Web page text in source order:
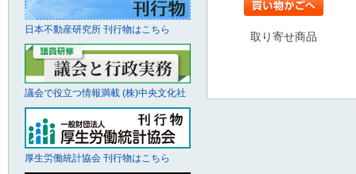
取り寄せ商品
日本不動産研究所 刊行物はこちら
議会で役立つ情報満載 (株)中央文化社
厚生労働統計協会 刊行物はこちら